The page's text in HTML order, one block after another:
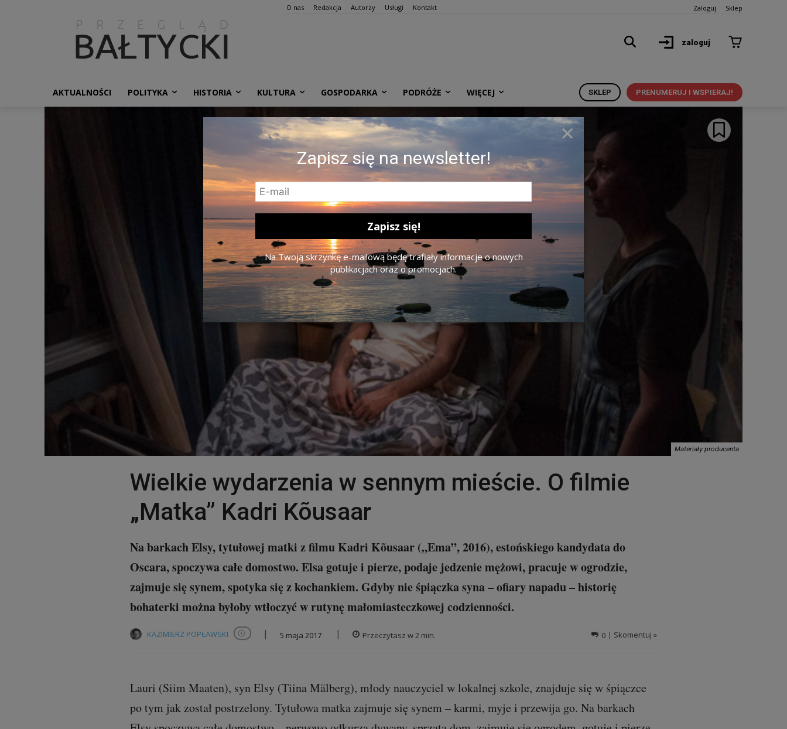
O nas Redakcja Autorzy Usługi Kontakt Zaloguj Sklep
zaloguj
AKTUALNOŚCI POLITYKA HISTORIA KULTURA GOSPODARKA PODRÓŻE WIĘCEJ PRENUMERUJ I WSPIERAJ!
SKLEP
Materiały producenta
Wielkie wydarzenia w sennym mieście. O filmie
„Matka” Kadri Kõusaar
Na barkach Elsy, tytułowej matki z filmu Kadri Kõusaar („Ema”, 2016), estońskiego kandydata do
Oscara, spoczywa całe domostwo. Elsa gotuje i pierze, podaje jedzenie mężowi, pracuje w ogrodzie,
zajmuje się synem, spotyka się z kochankiem. Gdyby nie śpiączka syna – ofiary napadu – historię
bohaterki można byłoby wtłoczyć w rutynę małomiasteczkowej codzienności.
KAZIMIERZ POPŁAWSKI Obserwuj autora
| 5 maja 2017 | 0 | Skomentuj »
Przeczytasz w 2 min.
Lauri (Siim Maaten), syn Elsy (Tiina Mälberg), młody nauczyciel w lokalnej szkole, znajduje się w śpiączce
po tym jak został postrzelony. Tytułowa matka zajmuje się synem – karmi, myje i przewija go. Na barkach
×
Zapisz się na newsletter!
Na Twoją skrzynkę e-mailową będę trafiały informacje o nowych
publikacjach oraz o promocjach.